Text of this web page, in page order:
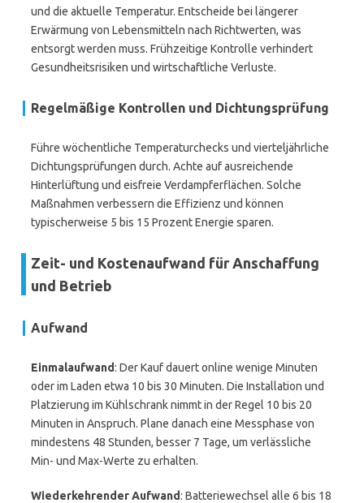
und die aktuelle Temperatur. Entscheide bei längerer
Erwärmung von Lebensmitteln nach Richtwerten, was
entsorgt werden muss. Frühzeitige Kontrolle verhindert
Gesundheitsrisiken und wirtschaftliche Verluste.
Regelmäßige Kontrollen und Dichtungsprüfung
Führe wöchentliche Temperaturchecks und vierteljährliche
Dichtungsprüfungen durch. Achte auf ausreichende
Hinterlüftung und eisfreie Verdampferflächen. Solche
Maßnahmen verbessern die Effizienz und können
typischerweise 5 bis 15 Prozent Energie sparen.
Zeit- und Kostenaufwand für Anschaffung
und Betrieb
Aufwand
Einmalaufwand: Der Kauf dauert online wenige Minuten
oder im Laden etwa 10 bis 30 Minuten. Die Installation und
Platzierung im Kühlschrank nimmt in der Regel 10 bis 20
Minuten in Anspruch. Plane danach eine Messphase von
mindestens 48 Stunden, besser 7 Tage, um verlässliche
Min- und Max-Werte zu erhalten.
Wiederkehrender Aufwand: Batteriewechsel alle 6 bis 18